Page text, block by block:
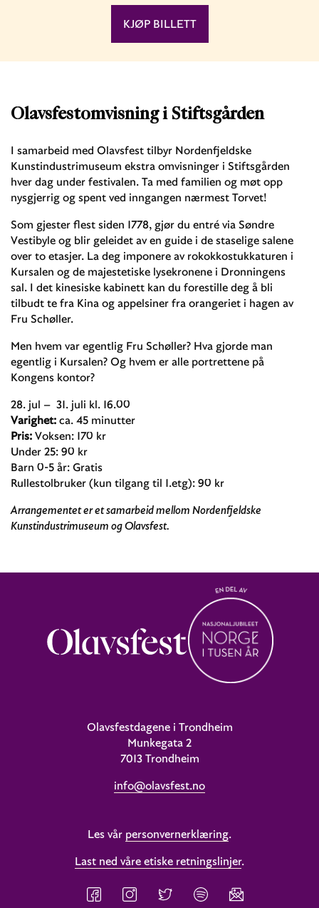
Olavsfestomvisning i Stiftsgården
I samarbeid med Olavsfest tilbyr Nordenfjeldske
Kunstindustrimuseum ekstra omvisninger i Stiftsgården
hver dag under festivalen. Ta med familien og møt opp
nysgjerrig og spent ved inngangen nærmest Torvet!
Som gjester flest siden 1778, gjør du entré via Søndre
Vestibyle og blir geleidet av en guide i de staselige salene
over to etasjer. La deg imponere av rokokkostukkaturen i
Kursalen og de majestetiske lysekronene i Dronningens
sal. I det kinesiske kabinett kan du forestille deg å bli
tilbudt te fra Kina og appelsiner fra orangeriet i hagen av
Fru Schøller.
Men hvem var egentlig Fru Schøller? Hva gjorde man
egentlig i Kursalen? Og hvem er alle portrettene på
Kongens kontor?
28. jul – 31. juli kl. 16.00
Varighet: ca. 45 minutter
Pris: Voksen: 170 kr
Under 25: 90 kr
Barn 0-5 år: Gratis
Rullestolbruker (kun tilgang til 1.etg): 90 kr
Arrangementet er et samarbeid mellom Nordenfjeldske
Kunstindustrimuseum og Olavsfest.
KJØP BILLETT
Olavsfestdagene i Trondheim
Munkegata 2
7013 Trondheim
info@olavsfest.no
Les vår personvernerklæring.
Last ned våre etiske retningslinjer.